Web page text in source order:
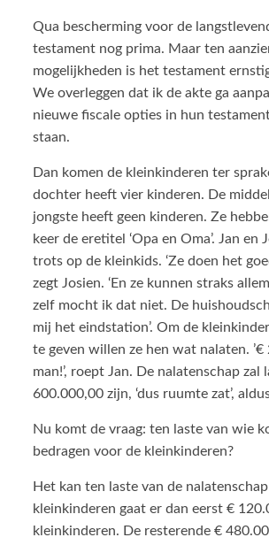
Qua bescherming voor de
testament nog prima. Maar ten
mogelijkheden is het testament
We overleggen dat ik de akte ga
nieuwe fiscale opties in hun
staan.
Dan komen de kleinkinderen ter
dochter heeft vier kinderen. De
jongste heeft geen kinderen. Ze
keer de eretitel ‘Opa en Oma’. Jan en
trots op de kleinkids. ‘Ze doen het
zegt Josien. ‘En ze kunnen straks
zelf mocht ik dat niet. De
mij het eindstation’. Om de
te geven willen ze hen wat nalaten. ’€
man!’, roept Jan. De nalatenschap zal
600.000,00 zijn, ‘dus ruumte zat’,
Nu komt de vraag: ten laste van wie
bedragen voor de kleinkinderen?
Het kan ten laste van de
kleinkinderen gaat er dan eerst €
kleinkinderen. De resterende €